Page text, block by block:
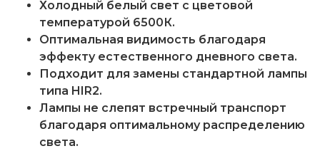
Холодный белый свет с цветовой
температурой 6500К.
Оптимальная видимость благодаря
эффекту естественного дневного света.
Подходит для замены стандартной лампы
типа HIR2.
Лампы не слепят встречный транспорт
благодаря оптимальному распределению
света.